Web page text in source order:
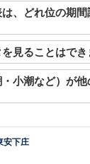
、 岩国、大畠、
、どれ位の期間
16年間分の潮汐
す。視覚的に分か
報も合わせて確認
見ることはでき
せんが、過去の波
りません。
小潮など）が
う統一された公的
用する計算方式に
安下庄